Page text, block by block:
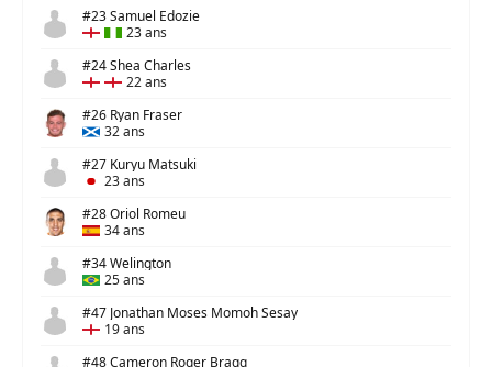
#23 Samuel Edozie
23 ans
#24 Shea Charles
22 ans
#26 Ryan Fraser
32 ans
#27 Kuryu Matsuki
23 ans
#28 Oriol Romeu
34 ans
#34 Welington
25 ans
#47 Jonathan Moses Momoh Sesay
19 ans
#48 Cameron Roger Bragg